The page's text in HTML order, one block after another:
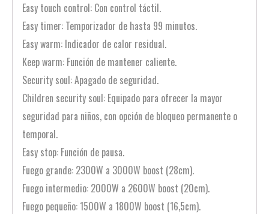
Easy touch control: Con control táctil.
Easy timer: Temporizador de hasta 99 minutos.
Easy warm: Indicador de calor residual.
Keep warm: Función de mantener caliente.
Security soul: Apagado de seguridad.
Children security soul: Equipado para ofrecer la mayor
seguridad para niños, con opción de bloqueo permanente o
temporal.
Easy stop: Función de pausa.
Fuego grande: 2300W a 3000W boost (28cm).
Fuego intermedio: 2000W a 2600W boost (20cm).
Fuego pequeño: 1500W a 1800W boost (16,5cm).